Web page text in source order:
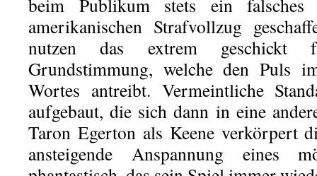
beim Publikum stets ein falsches
amerikanischen Strafvollzug
nutzen das extrem geschickt
Grundstimmung, welche den Puls
Wortes antreibt. Vermeintliche
aufgebaut, die sich dann in eine
Taron Egerton als Keene verkörpert
ansteigende Anspannung eines